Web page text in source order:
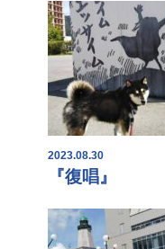
2023.08.30
『復唱』